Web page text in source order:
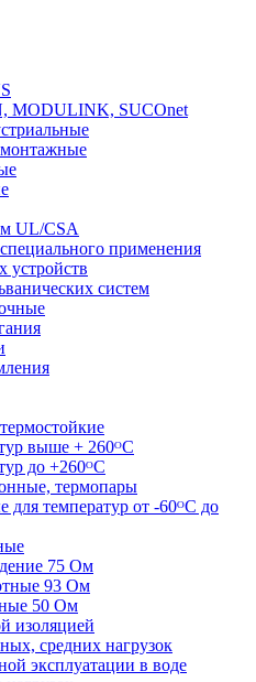
MODULINK, SUCOnet
UL/CSA
применения
устройств
систем
выше + 260ᴼС
до +260ᴼС
термопары
для температур от -60ᴼC до
75 Ом
93 Ом
50 Ом
изоляцией
средних нагрузок
эксплуатации в воде